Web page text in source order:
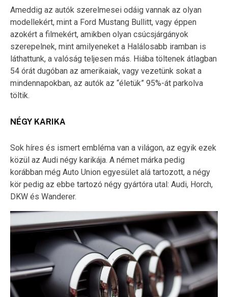
Ameddig az autók szerelmesei odáig vannak az olyan
modellekért, mint a Ford Mustang Bullitt, vagy éppen
azokért a filmekért, amikben olyan csúcsjárgányok
szerepelnek, mint amilyeneket a Halálosabb iramban is
láthattunk, a valóság teljesen más. Hiába töltenek átlagban
54 órát dugóban az amerikaiak, vagy vezetünk sokat a
mindennapokban, az autók az “életük” 95%-át parkolva
töltik.
NÉGY KARIKA
Sok híres és ismert embléma van a világon, az egyik ezek
közül az Audi négy karikája. A német márka pedig
korábban még Auto Union egyesület alá tartozott, a négy
kör pedig az ebbe tartozó négy gyártóra utal: Audi, Horch,
DKW és Wanderer.